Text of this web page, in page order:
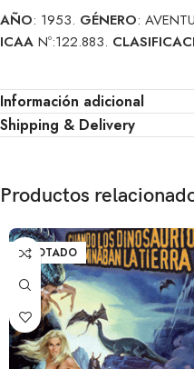
AÑO: 1953. GÉNERO:
ICAA Nº:122.883.
Información adicional
Shipping & Delivery
Productos
AGOTADO